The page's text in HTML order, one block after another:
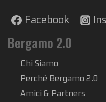
Facebook
Bergamo 2.0
Chi Siamo
Perché Bergamo 2.0
Amici & Partners